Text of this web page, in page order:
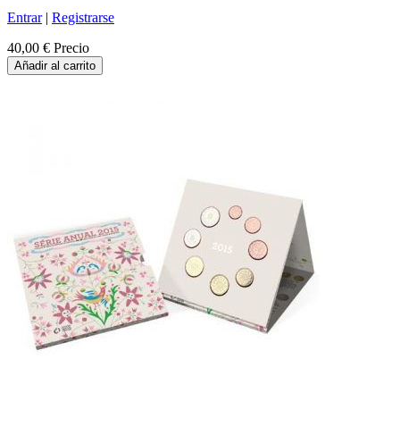
Entrar| Registrarse
40,00 € Precio
Añadir al carrito